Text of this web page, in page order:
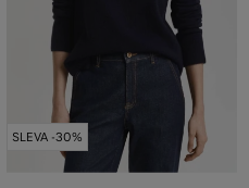
SLEVA -30%